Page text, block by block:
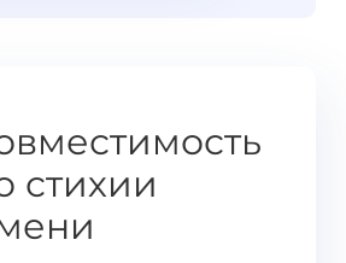
стихии